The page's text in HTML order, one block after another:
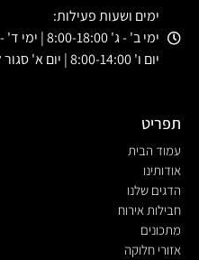
ימים ושעות פעילות:
ימי ב' - ג' 8:00-18:00 | ימי ד' - ה' 8:00-20:00
יום ו' 8:00-14:00 | יום א' סגור למעט ערבי חג
תפריט
עמוד הבית
אודותינו
הדגים שלנו
חבילות אירוח
מתכונים
אזורי חלוקה